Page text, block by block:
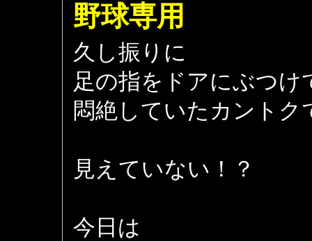
野球専用
久し振りに
足の指をドアにぶつけ
悶絶していたカントク
見えていない！？
今日は